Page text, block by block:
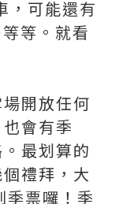
，可能還有
等。就看
開放任何
會有季
最划算的
禮拜，大
票囉！季